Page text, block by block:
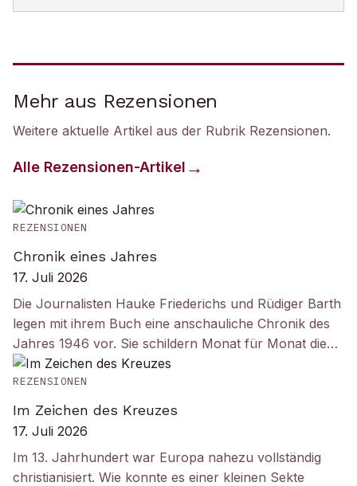
Mehr aus Rezensionen
Weitere aktuelle Artikel aus der Rubrik Rezensionen.
Alle Rezensionen-Artikel
REZENSIONEN
Chronik eines Jahres
17. Juli 2026
Die Journalisten Hauke Friederichs und Rüdiger Barth
legen mit ihrem Buch eine anschauliche Chronik des
Jahres 1946 vor. Sie schildern Monat für Monat die…
REZENSIONEN
Im Zeichen des Kreuzes
17. Juli 2026
Im 13. Jahrhundert war Europa nahezu vollständig
christianisiert. Wie konnte es einer kleinen Sekte